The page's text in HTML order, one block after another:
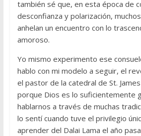
también sé que, en esta época de
desconfianza y polarización,
anhelan un encuentro con lo
amoroso.
Yo mismo experimento ese
hablo con mi modelo a seguir, el
el pastor de la catedral de St.
porque Dios es lo suficientemente
hablarnos a través de muchas
lo sentí cuando tuve el privilegio
aprender del Dalai Lama el año